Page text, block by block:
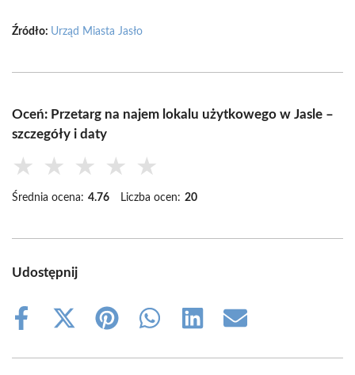
Źródło: Urząd Miasta Jasło
Oceń: Przetarg na najem lokalu użytkowego w Jasle –
szczegóły i daty
★ ★ ★ ★ ★
Średnia ocena: 4.76 Liczba ocen: 20
Udostępnij
Share
Share
(Twitter)
Share
Share
Share
Share